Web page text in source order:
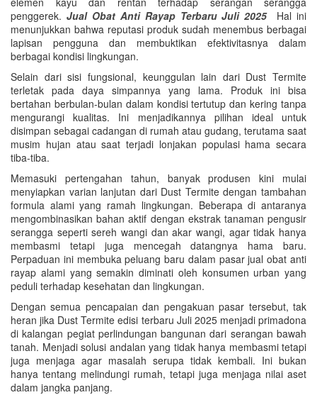
penggerek. Jual Obat Anti Rayap Terbaru Juli 2025Hal ini
menunjukkan bahwa reputasi produk sudah menembus berbagai
lapisan pengguna dan membuktikan efektivitasnya dalam
berbagai kondisi lingkungan.
Selain dari sisi fungsional, keunggulan lain dari Dust Termite
terletak pada daya simpannya yang lama. Produk ini bisa
bertahan berbulan-bulan dalam kondisi tertutup dan kering tanpa
mengurangi kualitas. Ini menjadikannya pilihan ideal untuk
disimpan sebagai cadangan di rumah atau gudang, terutama saat
musim hujan atau saat terjadi lonjakan populasi hama secara
tiba-tiba.
Memasuki pertengahan tahun, banyak produsen kini mulai
menyiapkan varian lanjutan dari Dust Termite dengan tambahan
formula alami yang ramah lingkungan. Beberapa di antaranya
mengombinasikan bahan aktif dengan ekstrak tanaman pengusir
serangga seperti sereh wangi dan akar wangi, agar tidak hanya
membasmi tetapi juga mencegah datangnya hama baru.
Perpaduan ini membuka peluang baru dalam pasar jual obat anti
rayap alami yang semakin diminati oleh konsumen urban yang
peduli terhadap kesehatan dan lingkungan.
Dengan semua pencapaian dan pengakuan pasar tersebut, tak
heran jika Dust Termite edisi terbaru Juli 2025 menjadi primadona
di kalangan pegiat perlindungan bangunan dari serangan bawah
tanah. Menjadi solusi andalan yang tidak hanya membasmi tetapi
juga menjaga agar masalah serupa tidak kembali. Ini bukan
hanya tentang melindungi rumah, tetapi juga menjaga nilai aset
dalam jangka panjang.